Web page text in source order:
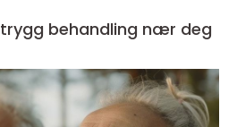
Tannlege osterøy trygg behandling nær deg